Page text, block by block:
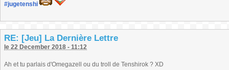
#jugetenshi
RE: [Jeu] La Dernière Lettre
le 22 December 2018 - 11:12
Ah et tu parlais d'Omegazell ou du troll de Tenshirok ? XD